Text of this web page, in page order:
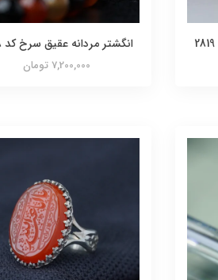
انگشتر مردانه عقیق سرخ کد 1328
7,200,000 تومان